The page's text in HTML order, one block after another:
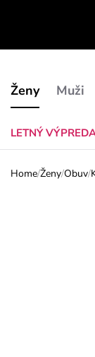
Ženy
LETNÝ
Muži
Home/Ženy/Obuv/